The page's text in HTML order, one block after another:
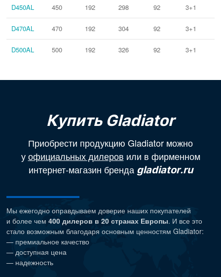
D450AL 450 192 298 92 3+1
D470AL 470 192 304 92 3+1
D500AL 500 192 326 92 3+1
Купить Gladiator
Приобрести продукцию Gladiator можно
уофициальных дилеров или в фирменном
интернет-магазин бренда gladiator.ru
Мы ежегодно оправдываем доверие наших покупателей
и более чем 400 дилеров в 20 странах Европы. И все это
стало возможным благодаря основным ценностям Gladiator:
— премиальное качество
— доступная цена
— надежность